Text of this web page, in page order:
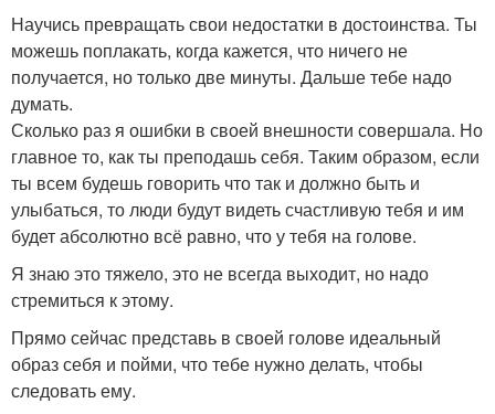
Научись превращать свои недостатки в достоинства. Ты
можешь поплакать, когда кажется, что ничего не
получается, но только две минуты. Дальше тебе надо
думать.
Сколько раз я ошибки в своей внешности совершала. Но
главное то, как ты преподашь себя. Таким образом, если
ты всем будешь говорить что так и должно быть и
улыбаться, то люди будут видеть счастливую тебя и им
будет абсолютно всё равно, что у тебя на голове.
Я знаю это тяжело, это не всегда выходит, но надо
стремиться к этому.
Прямо сейчас представь в своей голове идеальный
образ себя и пойми, что тебе нужно делать, чтобы
следовать ему.